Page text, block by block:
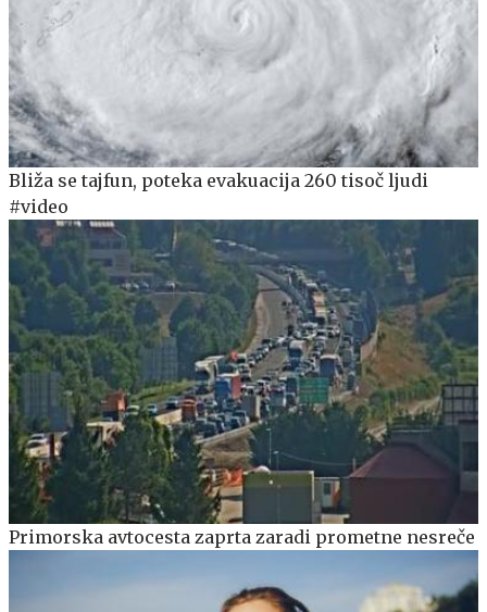
Bliža se tajfun, poteka evakuacija 260 tisoč ljudi
#video
Primorska avtocesta zaprta zaradi prometne nesreče